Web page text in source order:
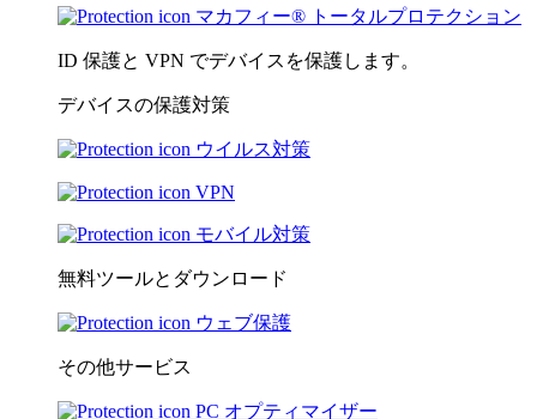
マカフィー® トータルプロテクション
ID 保護と VPN でデバイスを保護します。
デバイスの保護対策
ウイルス対策
VPN
モバイル対策
無料ツールとダウンロード
ウェブ保護
その他サービス
PC オプティマイザー